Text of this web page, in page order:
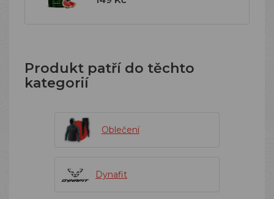
Produkt patří do těchto
kategorií
Oblečení
Dynafit